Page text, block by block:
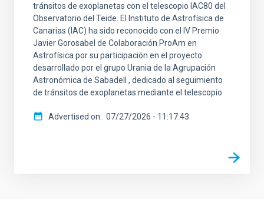
tránsitos de exoplanetas con el telescopio IAC80 del
Observatorio del Teide. El Instituto de Astrofísica de
Canarias (IAC) ha sido reconocido con el IV Premio
Javier Gorosabel de Colaboración ProAm en
Astrofísica por su participación en el proyecto
desarrollado por el grupo Urania de la Agrupación
Astronómica de Sabadell , dedicado al seguimiento
de tránsitos de exoplanetas mediante el telescopio
Advertised on 07/27/2026 - 11:17:43